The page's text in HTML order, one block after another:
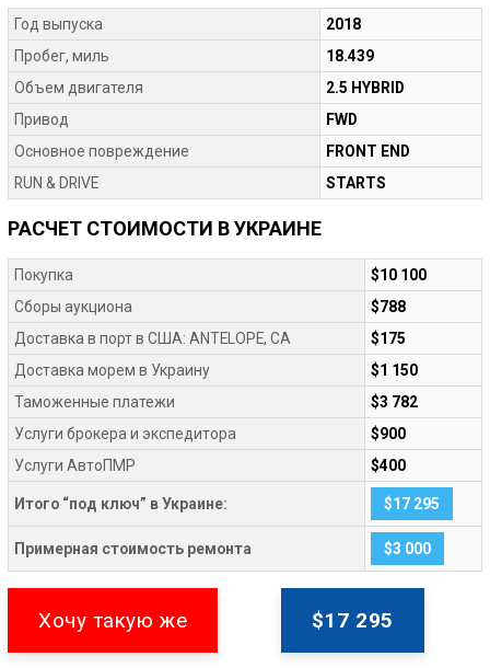
Год выпуска
2018
Пробег, миль
18.439
Объем двигателя
2.5 HYBRID
Привод
FWD
Основное повреждение
FRONT END
RUN & DRIVE
STARTS
РАСЧЕТ СТОИМОСТИ В УКРАИНЕ
Покупка
$10 100
Сборы аукциона
$788
Доставка в порт в США: ANTELOPE, CA
$175
Доставка морем в Украину
$1 150
Таможенные платежи
$3 782
Услуги брокера и экспедитора
$900
Услуги АвтоПМР
$400
Итого “под ключ” в Украине: $17 295
Примерная стоимость ремонта $3 000
Хочу такую же $17 295